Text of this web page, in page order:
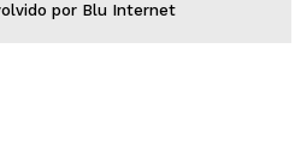
por Blu Internet